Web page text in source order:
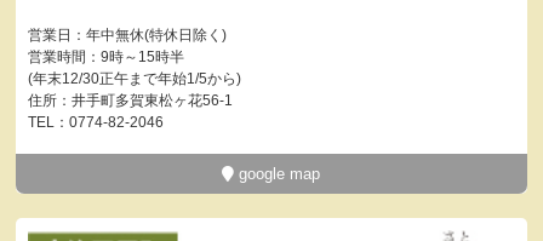
営業日：年中無休(特休日除く)
営業時間：9時～15時半
(年末12/30正午まで年始1/5から)
住所：井手町多賀東松ヶ花56-1
TEL：0774-82-2046
google map